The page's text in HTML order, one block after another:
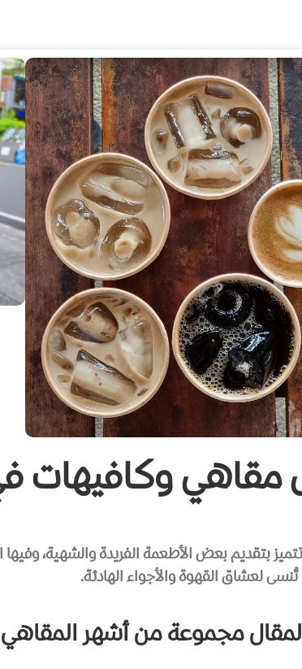
وكافيهات في
بتقديم بعض الأطعمة الفريدة والشهية،
تُنسى لعشاق القهوة والأجواء الهادئة.
مجموعة من أشهر المقاهي